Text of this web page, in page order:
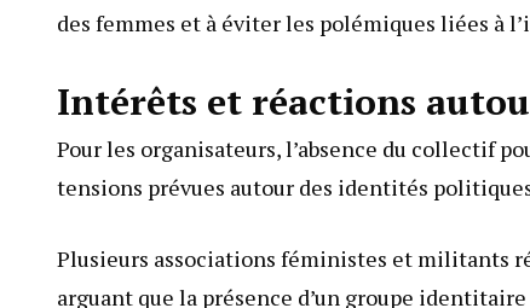
des femmes et à éviter les polémiques liées à
Intérêts et réactions
Pour les organisateurs, l’absence du collectif
tensions prévues autour des identités
Plusieurs associations féministes et militants
arguant que la présence d’un groupe